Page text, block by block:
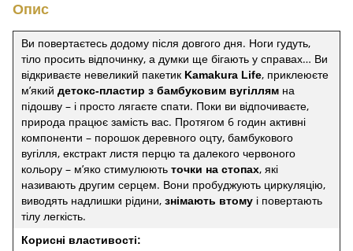
Опис
Ви повертаєтесь додому після довгого дня. Ноги гудуть,
тіло просить відпочинку, а думки ще бігають у справах… Ви
відкриваєте невеликий пакетик Kamakura Life, приклеюєте
м’який детокс-пластир з бамбуковим вугіллям на
підошву – і просто лягаєте спати. Поки ви відпочиваєте,
природа працює замість вас. Протягом 6 годин активні
компоненти – порошок деревного оцту, бамбукового
вугілля, екстракт листя перцю та далекого червоного
кольору – м’яко стимулюють точки на стопах, які
називають другим серцем. Вони пробуджують циркуляцію,
виводять надлишки рідини, знімають втому і повертають
тілу легкість.
Корисні властивості: